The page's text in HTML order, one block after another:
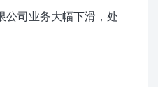
公司业务大幅下滑，处